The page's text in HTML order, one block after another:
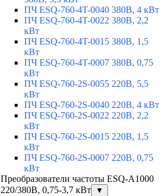
ПЧ ESQ-760-4T-0040 380В, 4 кВт
ПЧ ESQ-760-4T-0022 380В, 2,2
кВт
ПЧ ESQ-760-4T-0015 380В, 1,5
кВт
ПЧ ESQ-760-4T-0007 380В, 0,75
кВт
ПЧ ESQ-760-2S-0055 220В, 5,5
кВт
ПЧ ESQ-760-2S-0040 220В, 4 кВт
ПЧ ESQ-760-2S-0022 220В, 2,2
кВт
ПЧ ESQ-760-2S-0015 220В, 1,5
кВт
ПЧ ESQ-760-2S-0007 220В, 0,75
кВт
Преобразователи частоты ESQ-A1000
220/380В, 0,75-3,7 кВт
▼